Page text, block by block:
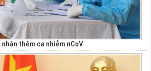
nhận thêm ca nhiễm nCoV